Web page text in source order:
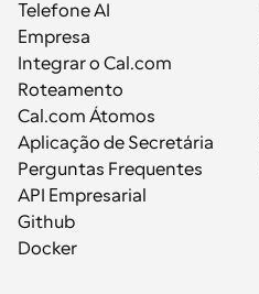
Telefone AI
Empresa
Integrar o Cal.com
Roteamento
Cal.com Átomos
Aplicação de Secretária
Perguntas Frequentes
API Empresarial
Github
Docker